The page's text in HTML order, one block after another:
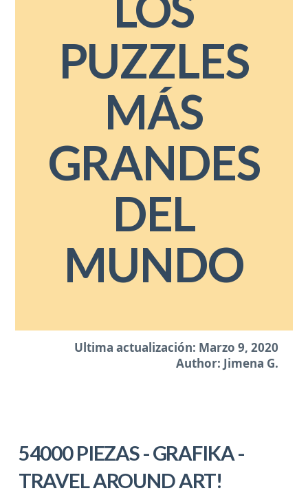
PUZZLES
MÁS
GRANDES
DEL
MUNDO
Ultima actualización: Marzo 9, 2020
Author: Jimena G.
54000 PIEZAS - GRAFIKA -
TRAVEL AROUND ART!